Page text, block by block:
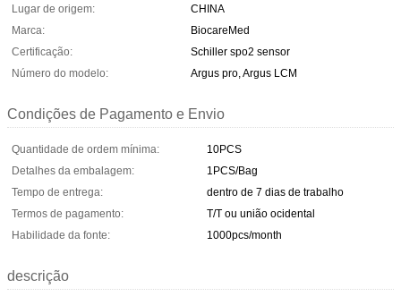
Lugar de origem:
CHINA
Marca:
BiocareMed
Certificação:
Schiller spo2 sensor
Número do modelo:
Argus pro, Argus LCM
Condições de Pagamento e Envio
Quantidade de ordem mínima:
10PCS
Detalhes da embalagem:
1PCS/Bag
Tempo de entrega:
dentro de 7 dias de trabalho
Termos de pagamento:
T/T ou união ocidental
Habilidade da fonte:
1000pcs/month
descrição